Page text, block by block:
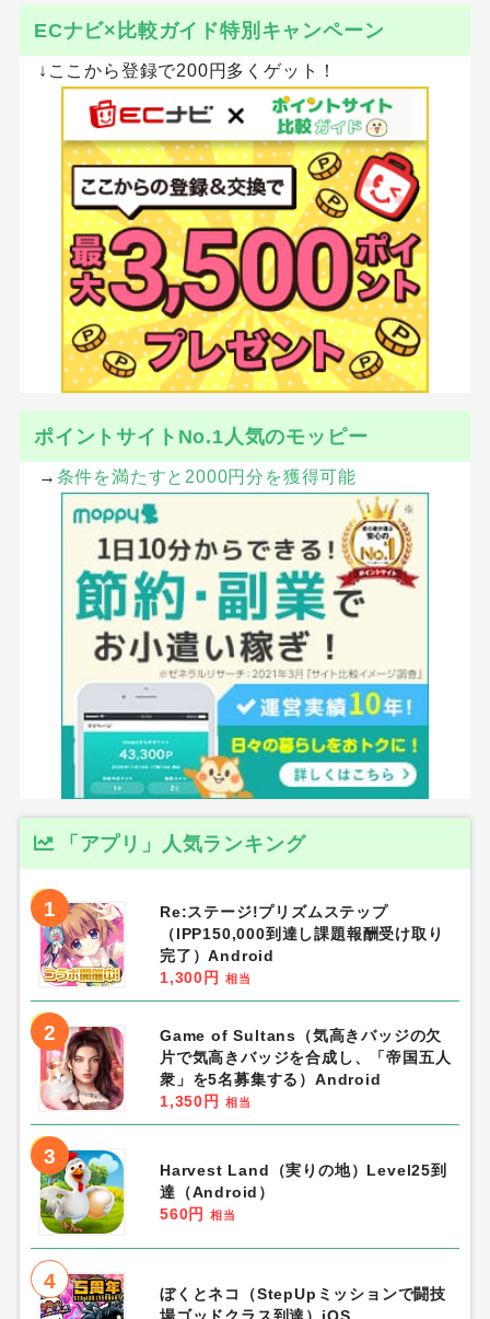
ECナビ×比較ガイド特別キャンペーン
↓ここから登録で200円多くゲット！
ポイントサイトNo.1人気のモッピー
→ 条件を満たすと2000円分を獲得可能
「アプリ」人気ランキング
1
Re:ステージ!プリズムステップ
（IPP150,000到達し課題報酬受け取り
完了）Android
1,300円
相当
2
Game of Sultans（気高きバッジの欠
片で気高きバッジを合成し、「帝国五人
衆」を5名募集する）Android
1,350円
相当
3
Harvest Land（実りの地）Level25到
達（Android）
560円
相当
4
ぼくとネコ（StepUpミッションで闘技